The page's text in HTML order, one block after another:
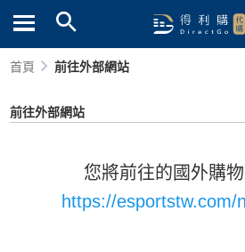
首頁 前往外部網站
前往外部網站
您將前往的國外購物
https://esportstw.com/